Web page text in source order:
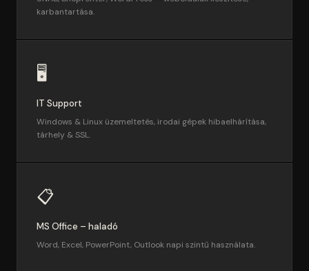
karbantartása.
🖥️
IT Support
Windows & Linux üzemeltetés, irodai gépek hibaelhárítása,
tárhely & SSL.
📋
MS Office – haladó
Word, Excel, PowerPoint, Outlook napi szintű használata.